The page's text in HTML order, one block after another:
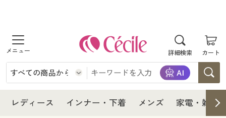
詳細検索 カート
商品を探す
レディース
インナー・下着
レディース インナー・下着 メンズ 家電・雑貨
レディース
レディース通販すべて
レディースファッション
インナー・下着
インナー・下着通販すべて
メンズ